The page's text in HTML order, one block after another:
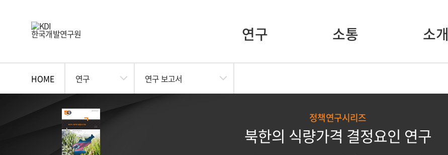
연구 소통 소개
HOME 연구 연구 보고서
정책연구시리즈
북한의 식량가격 결정요인 연구